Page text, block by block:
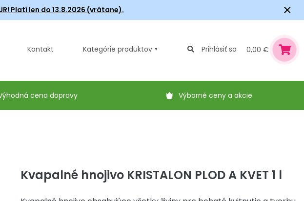
Platí len do 13.8.2026 (vrátane). ×
Kontakt Kategórie produktov Prihlásiť sa 0,00 €
cena dopravy Výborné ceny a akcie
Kvapalné hnojivo KRISTALON PLOD A KVET 1 l